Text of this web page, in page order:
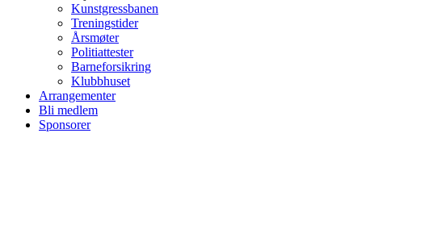
Kunstgressbanen
Treningstider
Årsmøter
Politiattester
Barneforsikring
Klubbhuset
Arrangementer
Bli medlem
Sponsorer